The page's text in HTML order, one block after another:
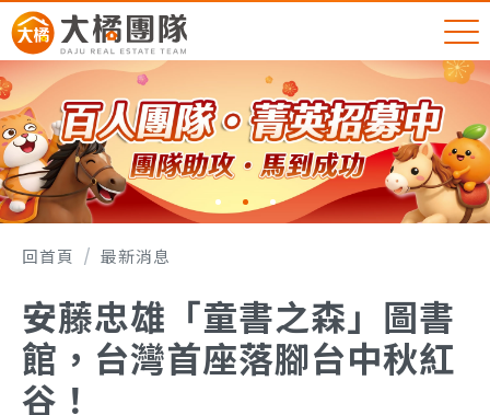
回首頁 最新消息
安藤忠雄「童書之森」圖書
館，台灣首座落腳台中秋紅
谷！